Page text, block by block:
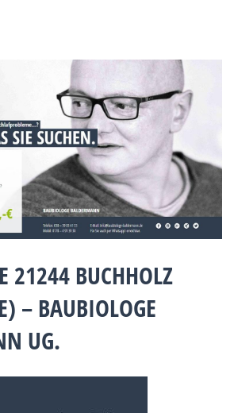
21244 BUCHHOLZ
– BAUBIOLOGE
UG.